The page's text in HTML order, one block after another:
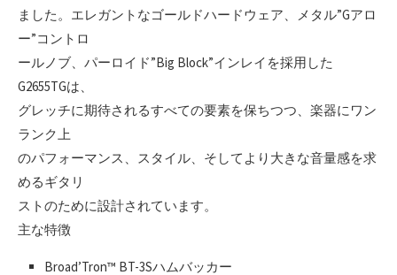
ました。エレガントなゴールドハードウェア、メタル”Gアロ
ー”コントロ
ールノブ、パーロイド”Big Block”インレイを採用した
G2655TGは、
グレッチに期待されるすべての要素を保ちつつ、楽器にワン
ランク上
のパフォーマンス、スタイル、そしてより大きな音量感を求
めるギタリ
ストのために設計されています。
主な特徴
Broad’Tron™ BT-3Sハムバッカー